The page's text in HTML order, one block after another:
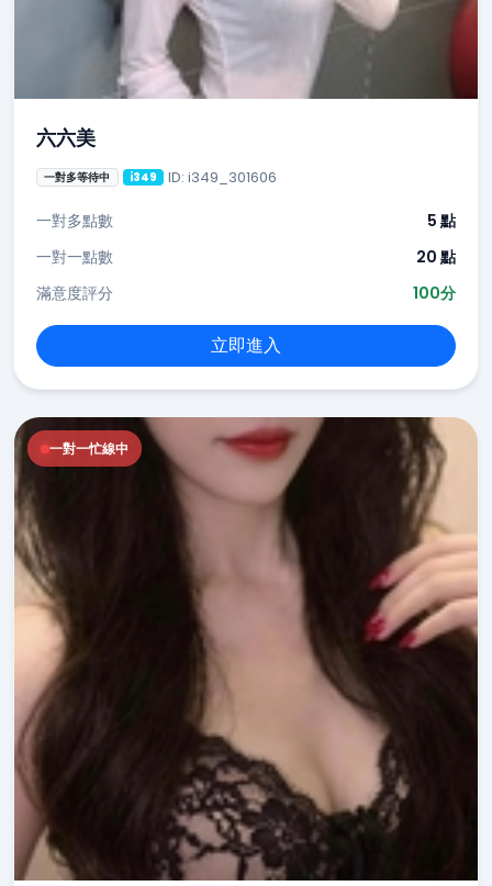
六六美
一對多等待中 i349 ID: i349_301606
一對多點數
5 點
一對一點數
20 點
滿意度評分
100分
立即進入
一對一忙線中